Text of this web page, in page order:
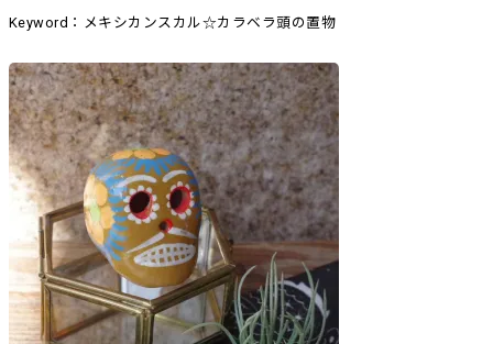
Keyword：メキシカンスカル☆カラベラ頭の置物